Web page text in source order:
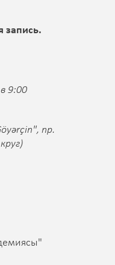
запись.
9:00
пр.